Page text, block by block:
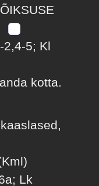
2,4-5; Kl
kotta.
Lk